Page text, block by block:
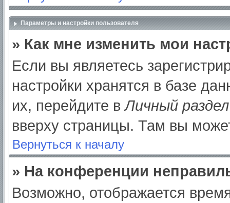
Параметры и настройки пользователя
» Как мне изменить мои
Если вы являетесь
настройки хранятся в базе
их, перейдите вЛичный раздел
вверху страницы. Там вы
Вернуться к началу
» На конференции
Возможно, отображается